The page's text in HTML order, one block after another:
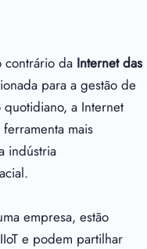
contrário da Internet das
para a gestão de
a Internet
mais
indústria
empresa, estão
e podem partilhar